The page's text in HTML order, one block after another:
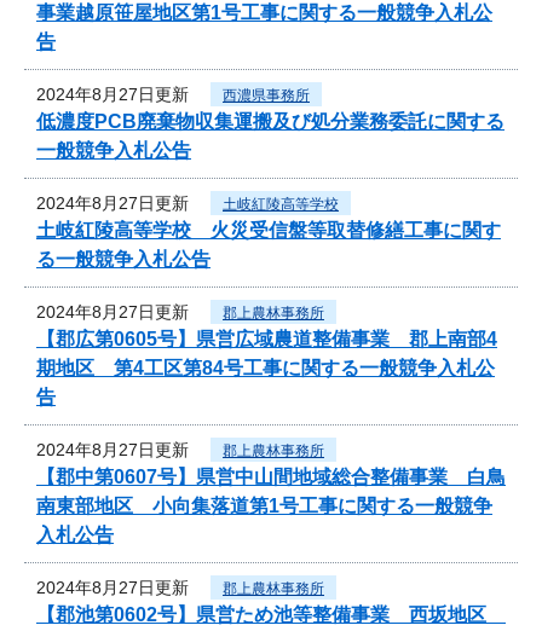
事業越原笹屋地区第1号工事に関する一般競争入札公
告
2024年8月27日更新 西濃県事務所
低濃度PCB廃棄物収集運搬及び処分業務委託に関する
一般競争入札公告
2024年8月27日更新 土岐紅陵高等学校
土岐紅陵高等学校 火災受信盤等取替修繕工事に関す
る一般競争入札公告
2024年8月27日更新 郡上農林事務所
【郡広第0605号】県営広域農道整備事業 郡上南部4
期地区 第4工区第84号工事に関する一般競争入札公
告
2024年8月27日更新 郡上農林事務所
【郡中第0607号】県営中山間地域総合整備事業 白鳥
南東部地区 小向集落道第1号工事に関する一般競争
入札公告
2024年8月27日更新 郡上農林事務所
【郡池第0602号】県営ため池等整備事業 西坂地区